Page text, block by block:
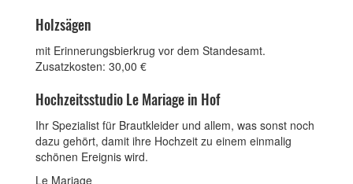
Holzsägen
mit Erinnerungsbierkrug vor dem Standesamt.
Zusatzkosten: 30,00 €
Hochzeitsstudio Le Mariage in Hof
Ihr Spezialist für Brautkleider und allem, was sonst noch
dazu gehört, damit ihre Hochzeit zu einem einmalig
schönen Ereignis wird.
Le Mariage